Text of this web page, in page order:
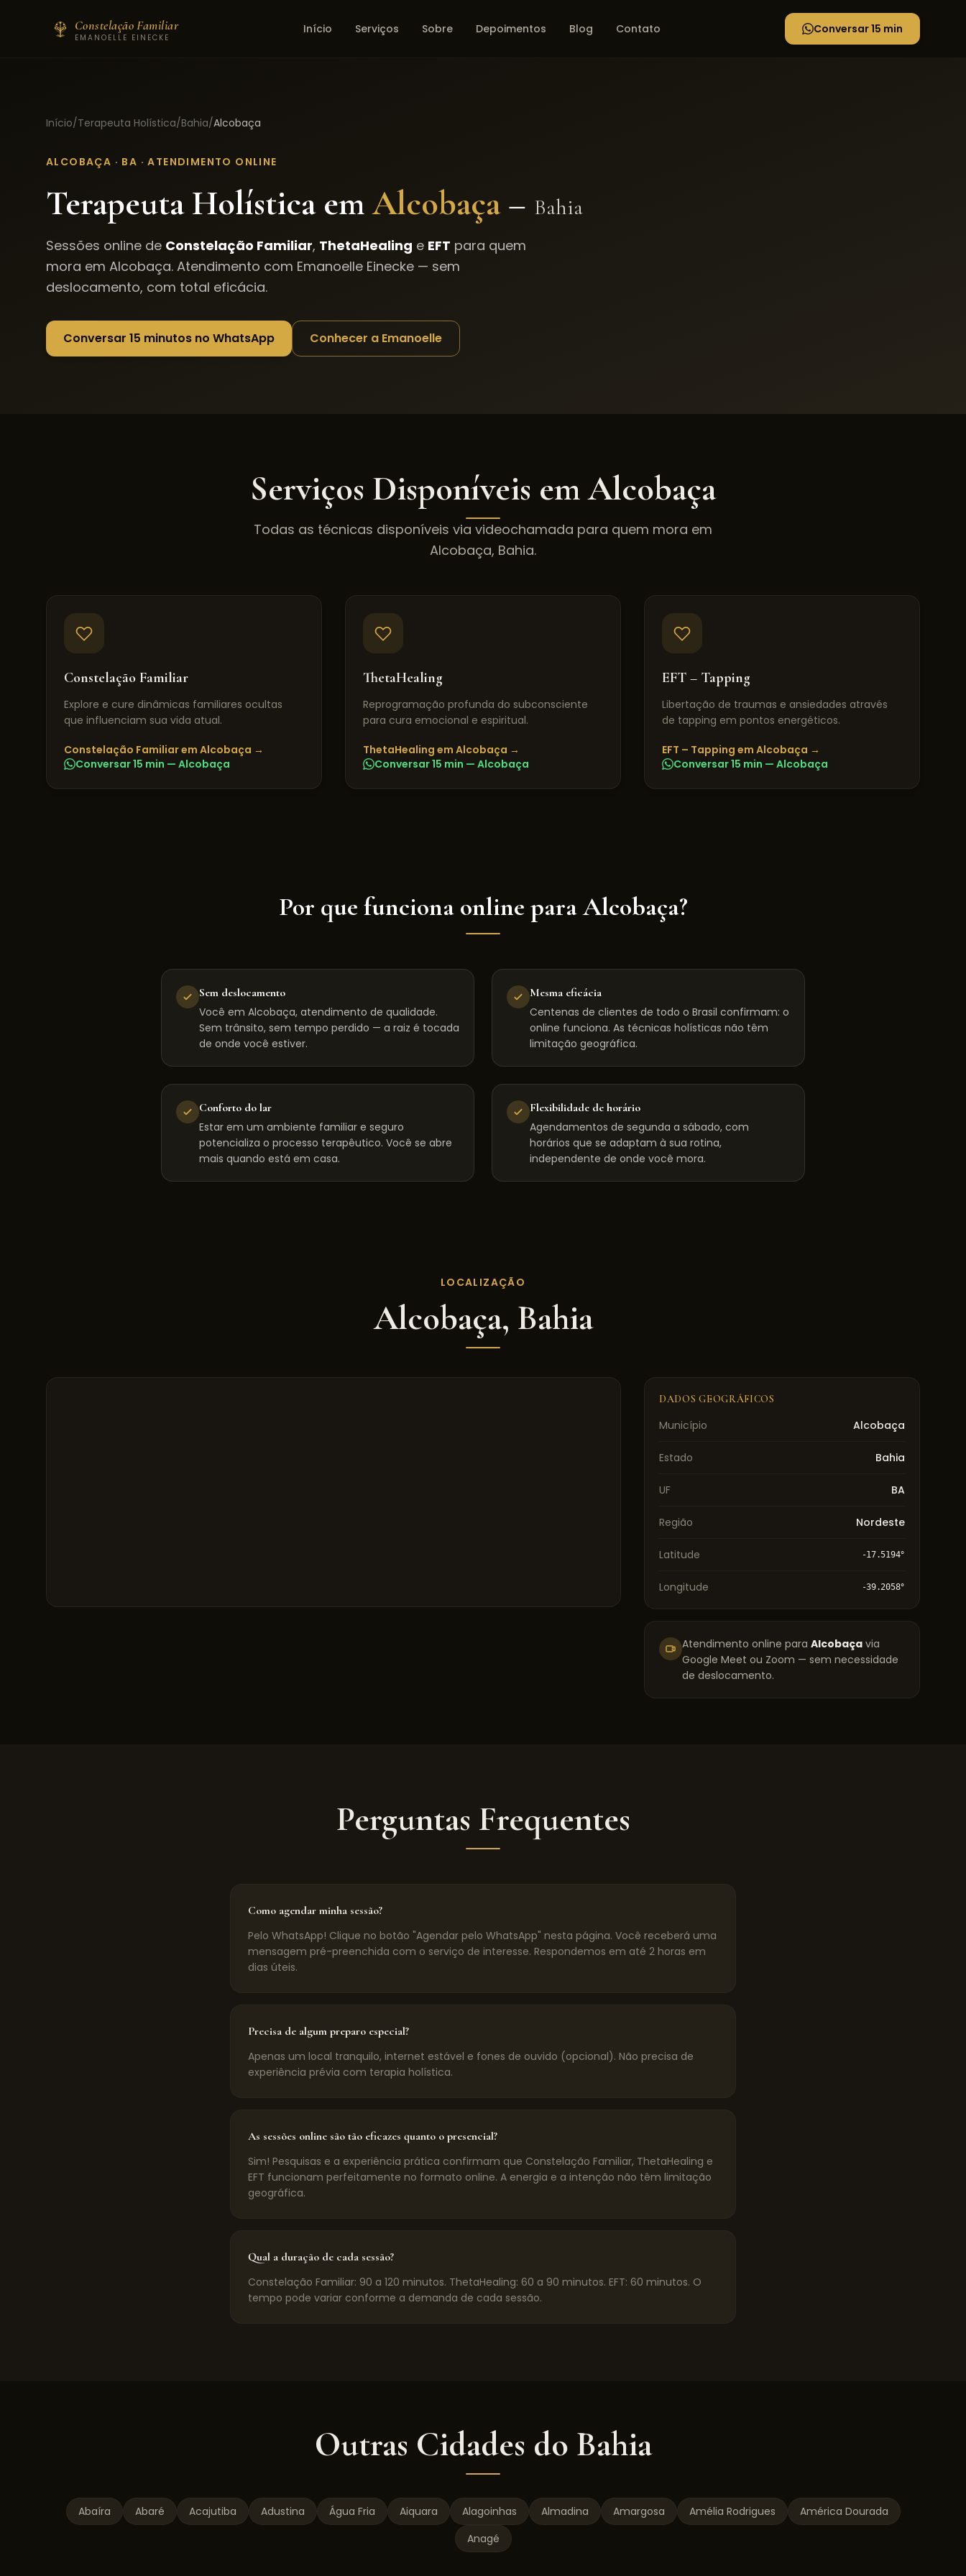
Constelação Familiar
EMANOELLE EINECKE
Início Serviços Sobre Depoimentos Blog Contato Conversar 15 min
Início/Terapeuta Holística/Bahia/Alcobaça
ALCOBAÇA · BA · ATENDIMENTO ONLINE
Terapeuta Holística emAlcobaça– Bahia
Sessões online de Constelação Familiar, ThetaHealing e EFT para quem
mora em Alcobaça. Atendimento com Emanoelle Einecke — sem
deslocamento, com total eficácia.
Conversar 15 minutos no WhatsApp Conhecer a Emanoelle
Serviços Disponíveis emAlcobaça
Todas as técnicas disponíveis via videochamada para quem mora em
Alcobaça, Bahia.
Constelação Familiar
Explore e cure dinâmicas familiares ocultas
que influenciam sua vida atual.
Constelação Familiarem Alcobaça →
Conversar 15 min — Alcobaça
ThetaHealing
Reprogramação profunda do subconsciente
para cura emocional e espiritual.
ThetaHealing em Alcobaça →
Conversar 15 min — Alcobaça
EFT – Tapping
Libertação de traumas e ansiedades através
de tapping em pontos energéticos.
EFT – Tapping em Alcobaça →
Conversar 15 min — Alcobaça
Por que funciona online paraAlcobaça?
Sem deslocamento
Você em Alcobaça, atendimento de qualidade.
Sem trânsito, sem tempo perdido — a raiz é tocada
de onde você estiver.
Mesma eficácia
Centenas de clientes de todo o Brasil confirmam: o
online funciona. As técnicas holísticas não têm
limitação geográfica.
Conforto do lar
Estar em um ambiente familiar e seguro
potencializa o processo terapêutico. Você se abre
mais quando está em casa.
Flexibilidade de horário
Agendamentos de segunda a sábado, com
horários que se adaptam à sua rotina,
independente de onde você mora.
LOCALIZAÇÃO
Alcobaça, Bahia
DADOS GEOGRÁFICOS
Município Alcobaça
Estado Bahia
UF BA
Região Nordeste
Latitude -17.5194°
Longitude -39.2058°
Atendimento online para Alcobaça via
Google Meet ou Zoom — sem necessidade
de deslocamento.
Perguntas Frequentes
Como agendar minha sessão?
Pelo WhatsApp! Clique no botão "Agendar pelo WhatsApp" nesta página. Você receberá uma
mensagem pré-preenchida com o serviço de interesse. Respondemos em até 2 horas em
dias úteis.
Precisa de algum preparo especial?
Apenas um local tranquilo, internet estável e fones de ouvido (opcional). Não precisa de
experiência prévia com terapia holística.
As sessões online são tão eficazes quanto o presencial?
Sim! Pesquisas e a experiência prática confirmam que Constelação Familiar, ThetaHealing e
EFT funcionam perfeitamente no formato online. A energia e a intenção não têm limitação
geográfica.
Qual a duração de cada sessão?
Constelação Familiar: 90 a 120 minutos. ThetaHealing: 60 a 90 minutos. EFT: 60 minutos. O
tempo pode variar conforme a demanda de cada sessão.
Outras Cidades do Bahia
Abaíra Abaré Acajutiba Adustina Água Fria Aiquara Alagoinhas Almadina Amargosa Amélia Rodrigues
América Dourada
Anagé